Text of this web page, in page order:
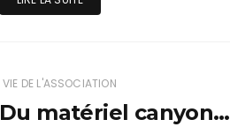
VIE DE L'ASSOCIATION
matériel canyon…